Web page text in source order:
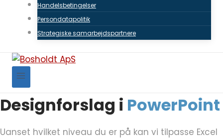
Handelsbetingelser
Persondatapolitik
Strategiske samarbejdspartnere
Designforslag i PowerPoint
Uanset hvilket niveau du er på kan vi tilpasse Excel